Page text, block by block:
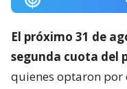
El próximo 31 de
segunda cuota del
quienes optaron por